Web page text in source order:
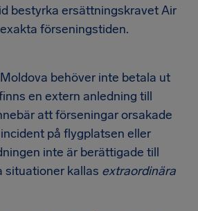
bestyrka ersättningskravet Air
förseningstiden.
behöver inte betala ut
en extern anledning till
att förseningar orsakade
på flygplatsen eller
inte är berättigade till
situationer kallas extraordinära